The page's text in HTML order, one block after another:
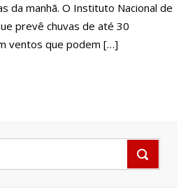
FEDERAL
EM OPORTUNIDADES PARA FEIRANTES NO
ELDORADO
CANDIDATURA DEFERIDA PELA JUSTIÇA
SINAL EM MANAUS SERÁ ATIVADO ATÉ
da manhã. O Instituto Nacional de
prevê chuvas de até 30
ventos que podem […]